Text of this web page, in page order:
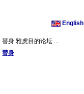
English
替身 雅虎目的论坛 ...
替身